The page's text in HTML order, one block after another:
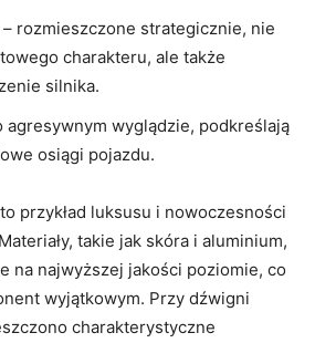
– rozmieszczone strategicznie, nie
charakteru, ale także
silnika.
agresywnym wyglądzie, podkreślają
osiągi pojazdu.
przykład luksusu i nowoczesności
takie jak skóra i aluminium,
na najwyższej jakości poziomie, co
wyjątkowym. Przy dźwigni
charakterystyczne